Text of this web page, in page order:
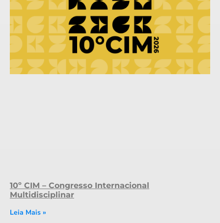
10º CIM – Congresso Internacional
Multidisciplinar
Leia Mais »